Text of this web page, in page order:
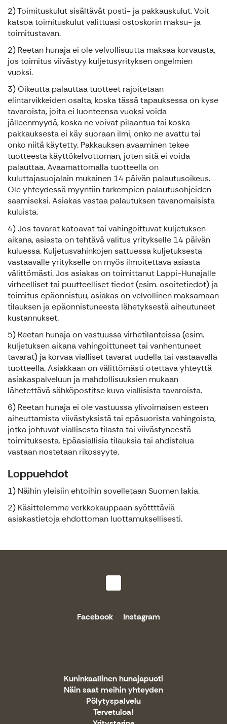
2) Toimituskulut sisältävät posti- ja pakkauskulut. Voit
katsoa toimituskulut valittuasi ostoskorin maksu- ja
toimitustavan.
2) Reetan hunaja ei ole velvollisuutta maksaa korvausta,
jos toimitus viivästyy kuljetusyrityksen ongelmien
vuoksi.
3) Oikeutta palauttaa tuotteet rajoitetaan
elintarvikkeiden osalta, koska tässä tapauksessa on kyse
tavaroista, joita ei luonteensa vuoksi voida
jälleenmyydä, koska ne voivat pilaantua tai koska
pakkauksesta ei käy suoraan ilmi, onko ne avattu tai
onko niitä käytetty. Pakkauksen avaaminen tekee
tuotteesta käyttökelvottoman, joten sitä ei voida
palauttaa. Avaamattomalla tuotteella on
kuluttajasuojalain mukainen 14 päivän palautusoikeus.
Ole yhteydessä myyntiin tarkempien palautusohjeiden
saamiseksi. Asiakas vastaa palautuksen tavanomaisista
kuluista.
4) Jos tavarat katoavat tai vahingoittuvat kuljetuksen
aikana, asiasta on tehtävä valitus yritykselle 14 päivän
kuluessa. Kuljetusvahinkojen sattuessa kuljetuksesta
vastaavalle yritykselle on myös ilmoitettava asiasta
välittömästi. Jos asiakas on toimittanut Lappi-Hunajalle
virheelliset tai puutteelliset tiedot (esim. osoitetiedot) ja
toimitus epäonnistuu, asiakas on velvollinen maksamaan
tilauksen ja epäonnistuneesta lähetyksestä aiheutuneet
kustannukset.
5) Reetan hunaja on vastuussa virhetilanteissa (esim.
kuljetuksen aikana vahingoittuneet tai vanhentuneet
tavarat) ja korvaa vialliset tavarat uudella tai vastaavalla
tuotteella. Asiakkaan on välittömästi otettava yhteyttä
asiakaspalveluun ja mahdollisuuksien mukaan
lähetettävä sähköpostitse kuva viallisista tavaroista.
6) Reetan hunaja ei ole vastuussa ylivoimaisen esteen
aiheuttamista viivästyksistä tai epäsuorista vahingoista,
jotka johtuvat viallisesta tilasta tai viivästyneestä
toimituksesta. Epäasiallisia tilauksia tai ahdistelua
vastaan nostetaan rikossyyte.
Loppuehdot
1) Näihin yleisiin ehtoihin sovelletaan Suomen lakia.
2) Käsittelemme verkkokauppaan syöttttäviä
asiakastietoja ehdottoman luottamuksellisesti.
Facebook Instagram
Kuninkaallinen hunajapuoti
Näin saat meihin yhteyden
Pölytyspalvelu
Tervetuloa!